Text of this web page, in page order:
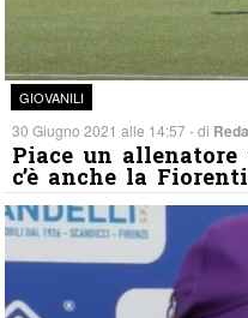
GIOVANILI
30 Giugno 2021 alle 14:57 - di
Piace un
c’è anche la